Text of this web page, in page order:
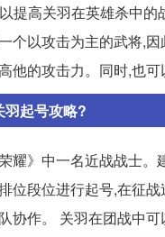
提高关羽在英雄杀中的
个以攻击为主的武将,
他的攻击力。同时,也可
羽起号攻略?
耀》中一名近战战士。
位段位进行起号,在征
协作。 关羽在团战中可